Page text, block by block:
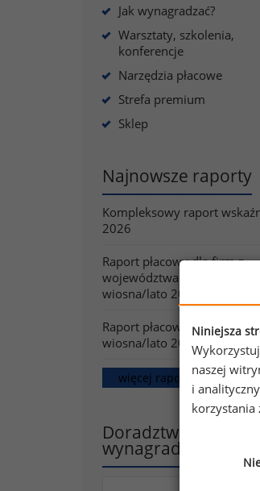
Jak wynagradzać?
Warsztaty, szkolenia,
konferencje
Narzędzia płacowe
Strefa premium
Sklep
Najnowsze raporty
Kompleksowy raport
2026
Raport płacowy dla firm z
województwa
wiosna/lato 2026
Raport płacowy dla dużych
wiosna/lato 2026
więcej raportów
Doradztwo w
wynagradzania
Niniejsza
naszej
i
korzystania